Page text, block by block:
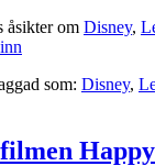
åsikter om Disney,
som: Disney,